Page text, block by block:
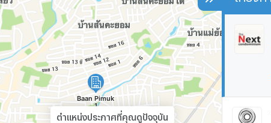
ตำแหน่งประกาศที่คุณดูปัจจุบัน